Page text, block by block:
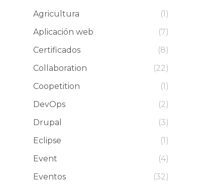
Agricultura
(1)
Aplicación web
(7)
Certificados
(8)
Collaboration
(22)
Coopetition
(1)
DevOps
(2)
Drupal
(3)
Eclipse
(1)
Event
(4)
Eventos
(32)